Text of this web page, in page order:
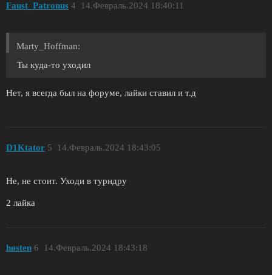
Faust_Patronus 14.Февраль.2024 18:40:11
4
Marty_Hoffman:
Ты куда-то уходил
Нет, я всегда был на форуме, лайки ставил и т.д
D1Ktator 14.Февраль.2024 18:43:05
5
Не, не стоит. Уходи в турндру
2 лайка
høsten 14.Февраль.2024 18:43:18
6